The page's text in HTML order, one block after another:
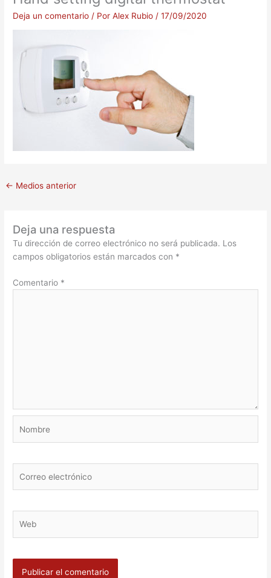
Deja un comentario / PorAlex Rubio /17/09/2020
← Medios anterior
Deja una respuesta
Tu dirección de correo electrónico no será publicada. Los
campos obligatorios están marcados con *
Comentario *
electrónico